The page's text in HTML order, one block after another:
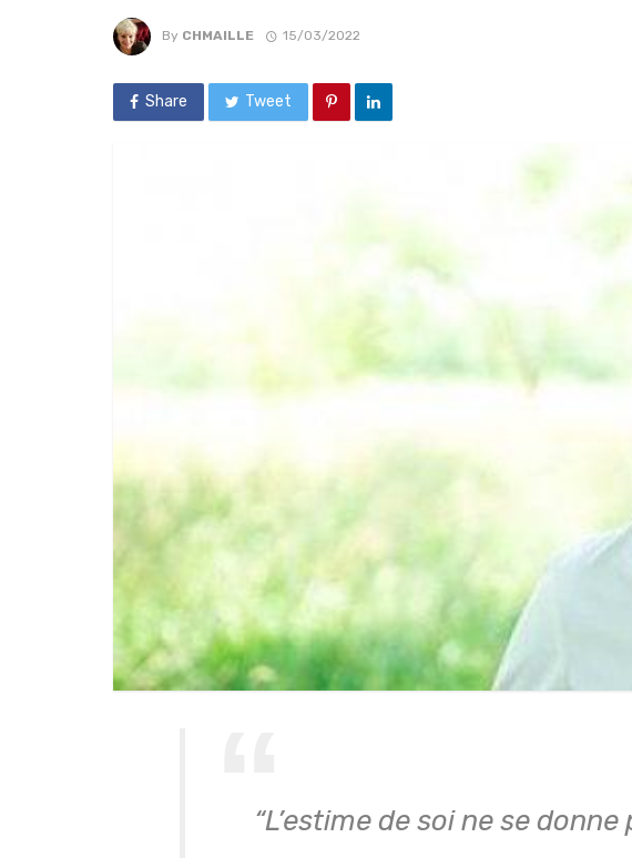
By CHMAILLE 15/03/2022
Share Tweet
“L’estime de soi ne se donne